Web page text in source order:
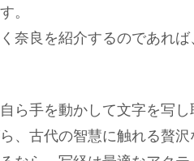
。
奈良を紹介するのであれば
ら手を動かして文字を写し
、古代の智慧に触れる贅沢